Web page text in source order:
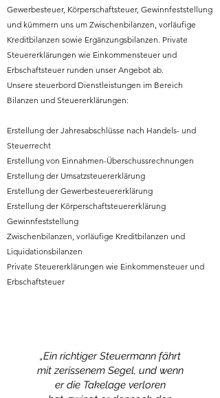
Gewerbesteuer, Körperschaftsteuer, Gewinnfeststellung
und kümmern uns um Zwischenbilanzen, vorläufige
Kreditbilanzen sowie Ergänzungsbilanzen. Private
Steuererklärungen wie Einkommensteuer und
Erbschaftsteuer runden unser Angebot ab.
Unsere steuerbord Dienstleistungen im Bereich
Bilanzen und Steuererklärungen:
Erstellung der Jahresabschlüsse nach Handels- und
Steuerrecht
Erstellung von Einnahmen-Überschussrechnungen
Erstellung der Umsatzsteuererklärung
Erstellung der Gewerbesteuererklärung
Erstellung der Körperschaftsteuererklärung
Gewinnfeststellung
Zwischenbilanzen, vorläufige Kreditbilanzen und
Liquidationsbilanzen
Private Steuererklärungen wie Einkommensteuer und
Erbschaftsteuer
„Ein richtiger Steuermann fährt
mit zerissenem Segel, und wenn
er die Takelage verloren